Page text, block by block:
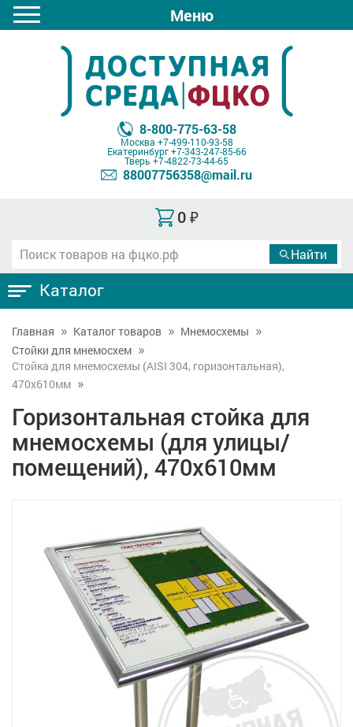
Меню
8-800-775-63-58
Москва +7-499-110-93-58
Екатеринбург+7-343-247-85-66
Тверь +7-4822-73-44-65
88007756358@mail.ru
0 ₽
Каталог
Главная Каталог товаров
Мнемосхемы
Стойки для мнемосхем
Стойка для мнемосхемы (AISI 304, горизонтальная),
470x610мм
Горизонтальная стойка для
мнемосхемы (для улицы/
помещений), 470x610мм